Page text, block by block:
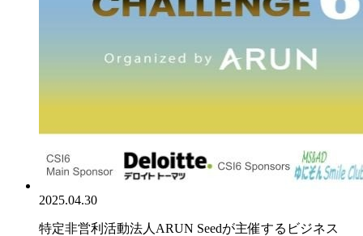
2025.04.30
特定非営利活動法人ARUN Seedが主催するビジネス